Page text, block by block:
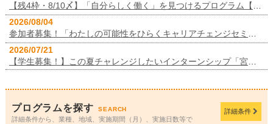
【残4枠・8/10〆】「自分らしく働く」を見つけるプログラム【じぶんジョブ・ツアー】開催！
2026/08/04
参加者募集！「わたしの可能性をひらくキャリアチェンジセミナー」
2026/07/21
【学生募集！】この夏チャレンジしたいインターンシップ「宮崎インターンクエスト」！
プログラムを探す SEARCH
詳細条件から、業種、地域、実施期間（月）、実施日数等で
詳細条件